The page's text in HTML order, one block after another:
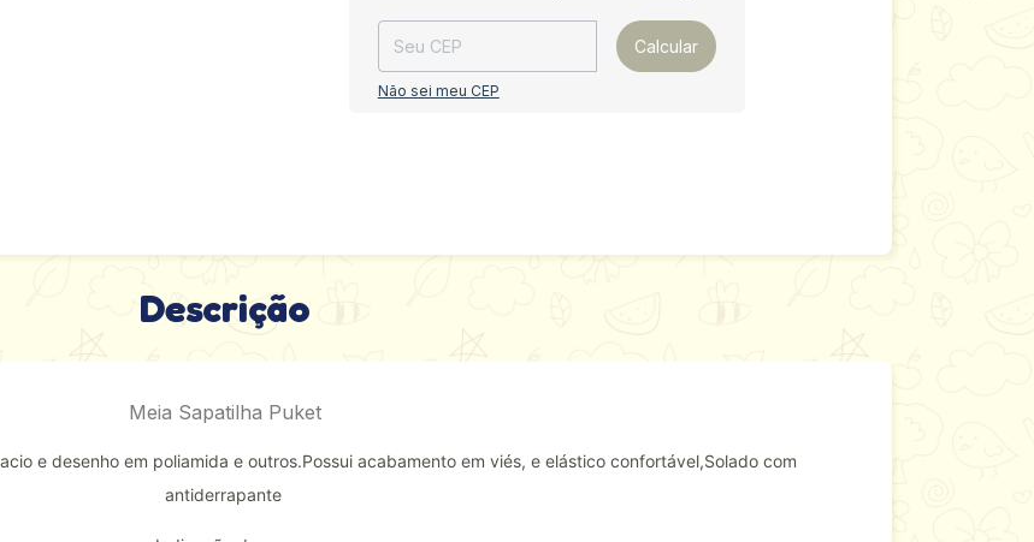
Calcular
Não sei meu CEP
Descrição
Meia Sapatilha Puket
e desenho em poliamida e outros.Possui acabamento em viés, e elástico confortável,Solado com
antiderrapante